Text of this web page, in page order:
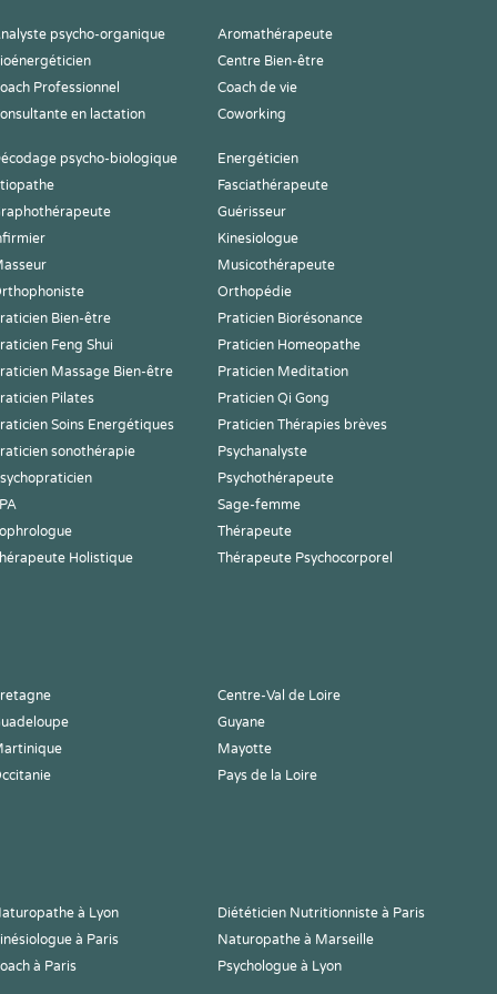
psycho-organique
Aromathérapeute
Centre Bien-être
Professionnel
Coach de vie
en lactation Coworking
psycho-biologique
Energéticien
Fasciathérapeute
Guérisseur
Kinesiologue
Musicothérapeute
Orthopédie
Bien-être
Praticien Biorésonance
Feng Shui
Praticien Homeopathe
Massage Bien-être
Praticien Meditation
Pilates
Praticien Qi Gong
Soins Energétiques
Praticien Thérapies brèves
sonothérapie
Psychanalyste
Psychothérapeute
Sage-femme
Thérapeute
Holistique
Thérapeute Psychocorporel
Centre-Val de Loire
Guyane
Mayotte
Pays de la Loire
à Lyon
Diététicien Nutritionniste à Paris
à Paris
Naturopathe à Marseille
à Paris
Psychologue à Lyon